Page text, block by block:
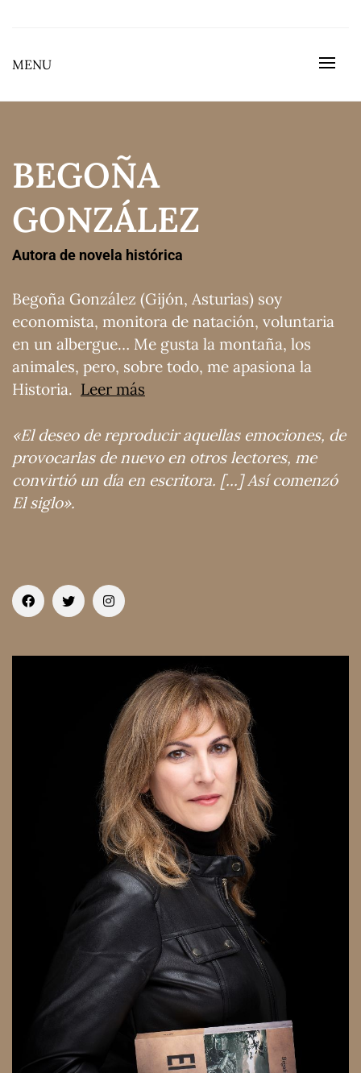
MENU
BEGOÑA
GONZÁLEZ
Autora de novela histórica
Begoña González (Gijón, Asturias) soy
economista, monitora de natación, voluntaria
en un albergue… Me gusta la montaña, los
animales, pero, sobre todo, me apasiona la
Historia. Leer más
«El deseo de reproducir aquellas emociones, de
provocarlas de nuevo en otros lectores, me
convirtió un día en escritora. [...] Así comenzó
El siglo».